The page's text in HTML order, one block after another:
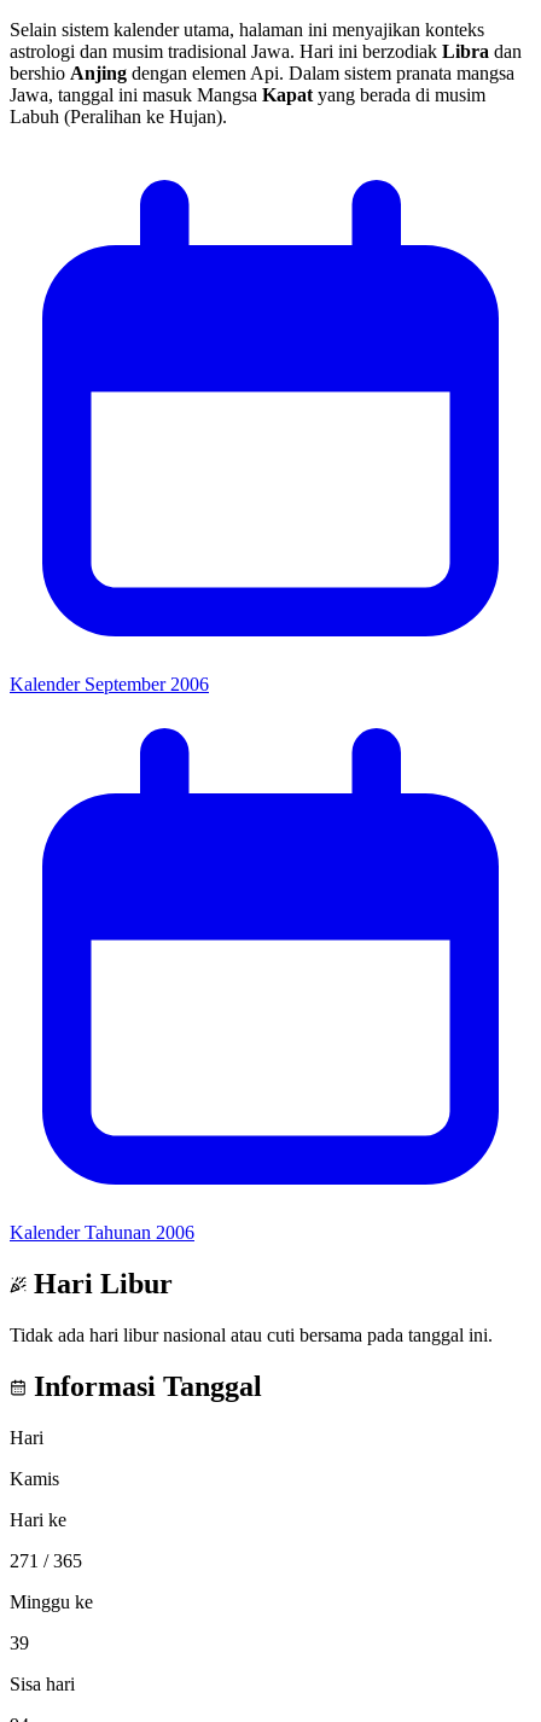
Selain sistem kalender utama, halaman ini menyajikan konteks
astrologi dan musim tradisional Jawa. Hari ini berzodiak Libra dan
bershio Anjing dengan elemen Api. Dalam sistem pranata mangsa
Jawa, tanggal ini masuk Mangsa Kapat yang berada di musim
Labuh (Peralihan ke Hujan).
Kalender September 2006
Kalender Tahunan 2006
Hari Libur
Tidak ada hari libur nasional atau cuti bersama pada tanggal ini.
Informasi Tanggal
Hari
Kamis
Hari ke
271 / 365
Minggu ke
39
Sisa hari